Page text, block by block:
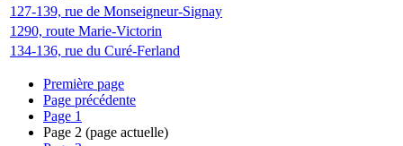
127-139, rue de Monseigneur-Signay
1290, route Marie-Victorin
134-136, rue du Curé-Ferland
Première page
Page précédente
Page 1
Page 2 (page actuelle)